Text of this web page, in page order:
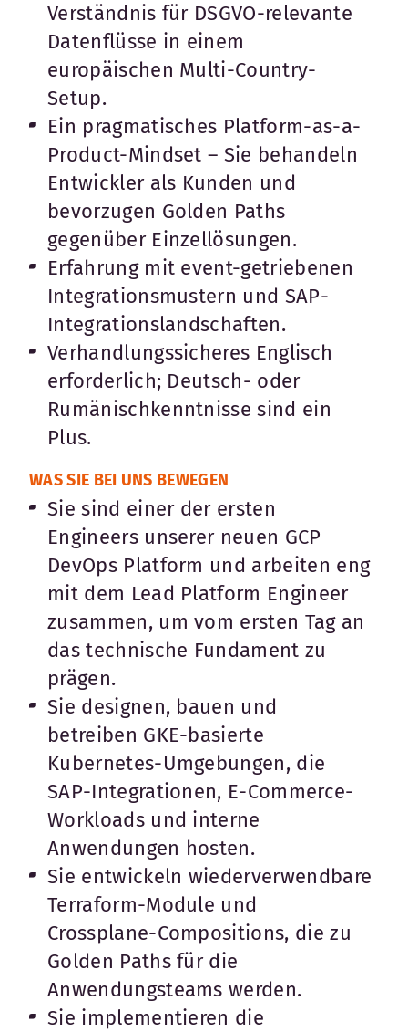
Verständnis für DSGVO-relevante
Datenflüsse in einem
europäischen Multi-Country-
Setup.
Ein pragmatisches Platform-as-a-
Product-Mindset – Sie behandeln
Entwickler als Kunden und
bevorzugen Golden Paths
gegenüber Einzellösungen.
Erfahrung mit event-getriebenen
Integrationsmustern und SAP-
Integrationslandschaften.
Verhandlungssicheres Englisch
erforderlich; Deutsch- oder
Rumänischkenntnisse sind ein
Plus.
WAS SIE BEI UNS BEWEGEN
Sie sind einer der ersten
Engineers unserer neuen GCP
DevOps Platform und arbeiten eng
mit dem Lead Platform Engineer
zusammen, um vom ersten Tag an
das technische Fundament zu
prägen.
Sie designen, bauen und
betreiben GKE-basierte
Kubernetes-Umgebungen, die
SAP-Integrationen, E-Commerce-
Workloads und interne
Anwendungen hosten.
Sie entwickeln wiederverwendbare
Terraform-Module und
Crossplane-Compositions, die zu
Golden Paths für die
Anwendungsteams werden.
Sie implementieren die